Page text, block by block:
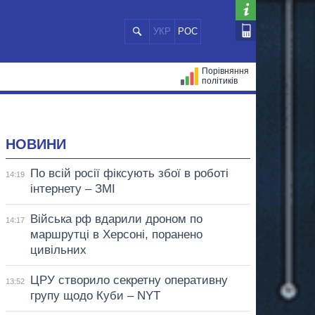
УКР РОС
Порівняння
політиків
НОВИНИ
14:19
По всій росії фіксують збої в роботі
інтернету – ЗМІ
14:17
Війська рф вдарили дроном по
маршрутці в Херсоні, поранено
цивільних
13:52
ЦРУ створило секретну оперативну
групу щодо Куби – NYT